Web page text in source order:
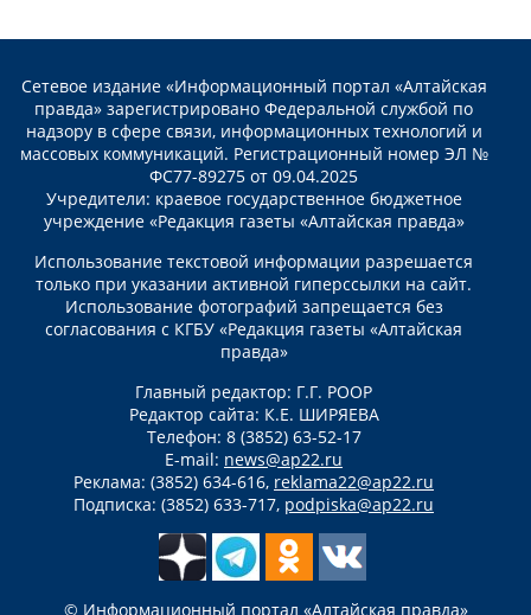
Сетевое издание «Информационный портал «Алтайская
правда» зарегистрировано Федеральной службой по
надзору в сфере связи, информационных технологий и
массовых коммуникаций. Регистрационный номер ЭЛ №
ФС77-89275 от 09.04.2025
Учредители: краевое государственное бюджетное
учреждение «Редакция газеты «Алтайская правда»
Использование текстовой информации разрешается
только при указании активной гиперссылки на сайт.
Использование фотографий запрещается без
согласования с КГБУ «Редакция газеты «Алтайская
правда»
Главный редактор: Г.Г. РООР
Редактор сайта: К.Е. ШИРЯЕВА
Телефон: 8 (3852) 63-52-17
E-mail: news@ap22.ru
Реклама: (3852) 634-616, reklama22@ap22.ru
Подписка: (3852) 633-717, podpiska@ap22.ru
© Информационный портал «Алтайская правда»